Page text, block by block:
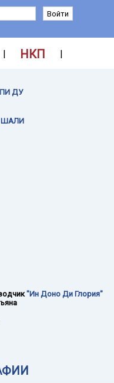
| НКП |
ДУ
ШАЛИ
"Ин Доно Ди Глория"